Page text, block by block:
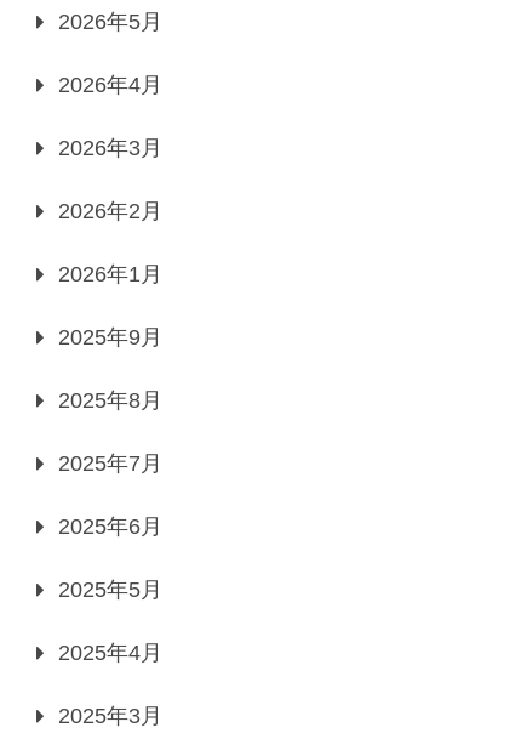
2026年5月
2026年4月
2026年3月
2026年2月
2026年1月
2025年9月
2025年8月
2025年7月
2025年6月
2025年5月
2025年4月
2025年3月